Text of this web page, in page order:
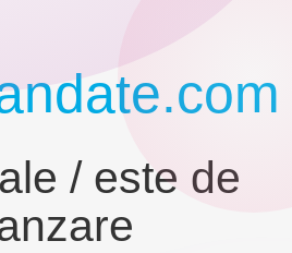
/ este de